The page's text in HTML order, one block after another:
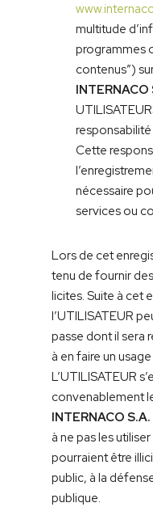
multitude
programmes
contenus”)
INTERNACO
responsabilité
Cette
nécessaire
services ou
Lors de cet
tenu de fournir
licites. Suite à cet
l’UTILISATEUR
passe dont il sera
à en faire un
L’UTILISATEUR
convenablement
INTERNACO S.A.
à ne pas les
pourraient être
public, à la
publique.